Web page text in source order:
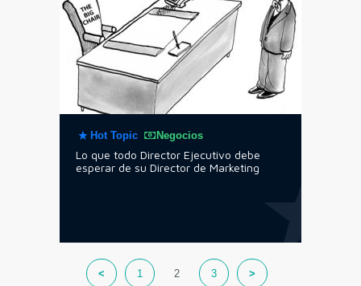
Hot Topic Negocios
Lo que todo Director Ejecutivo debe
esperar de su Director de Marketing
< 1 2 3 >